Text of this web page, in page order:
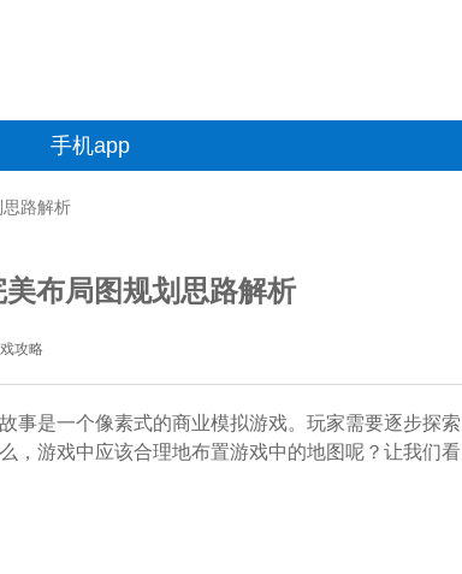
手机app
路解析
布局图规划思路解析
攻略
事是一个像素式的商业模拟游戏。玩家需要逐步探索
，游戏中应该合理地布置游戏中的地图呢？让我们看